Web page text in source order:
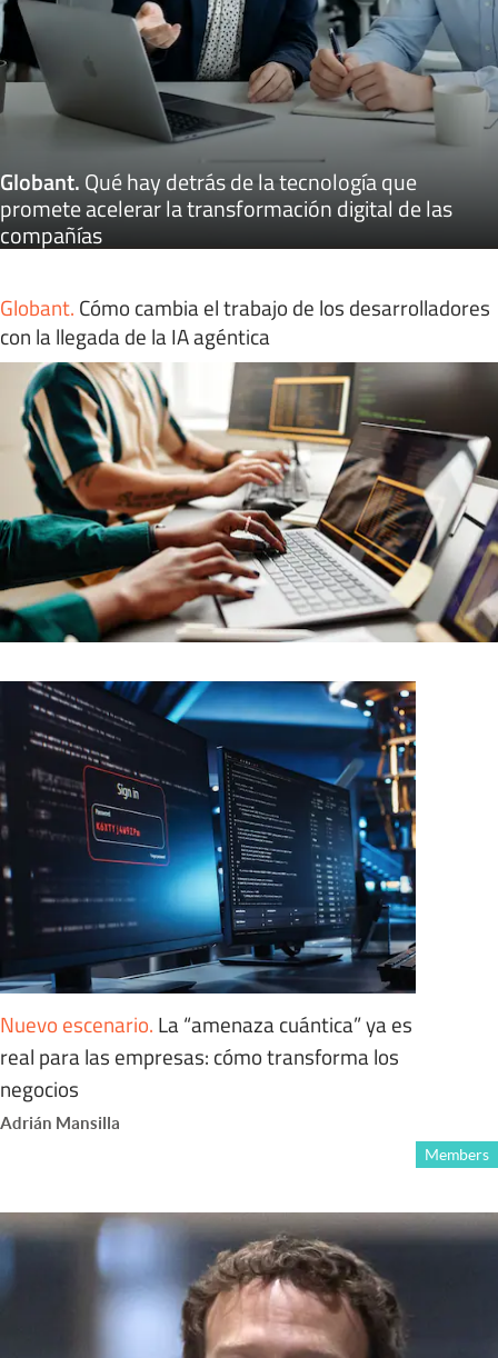
Globant.Qué hay detrás de la tecnología que
promete acelerar la transformación digital de las
compañías
Globant. Cómo cambia el trabajo de los desarrolladores
con la llegada de la IA agéntica
Nuevo escenario. La “amenaza cuántica” ya es
real para las empresas: cómo transforma los
negocios
Adrián Mansilla
Members